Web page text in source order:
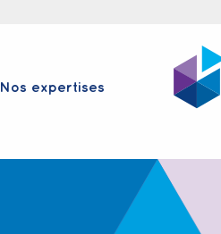
Nos expertises